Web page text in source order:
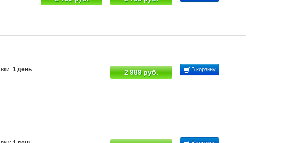
1 день 2 989 руб. В корзину